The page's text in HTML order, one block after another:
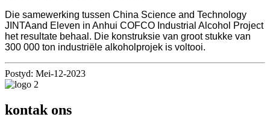
Die samewerking tussen China Science and Technology
JINTAand Eleven in Anhui COFCO Industrial Alcohol Project
het resultate behaal. Die konstruksie van groot stukke van
300 000 ton industriële alkoholprojek is voltooi.
Postyd: Mei-12-2023
kontak ons